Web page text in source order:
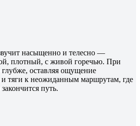
насыщенно и телесно —
плотный, с живой горечью. При
глубже, оставляя ощущение
и тяги к неожиданным маршрутам, где
путь.